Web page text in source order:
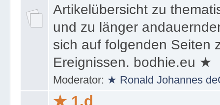
Artikelübersicht zu
und zu länger
sich auf folgenden Seiten
Ereignissen. bodhie.eu ★
Moderator: ★ Ronald Johannes
★ 1.d